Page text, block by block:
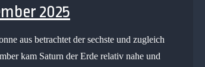
2025
aus betrachtet der sechste und zugleich
kam Saturn der Erde relativ nahe und